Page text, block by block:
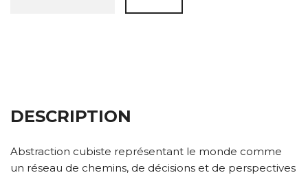
DESCRIPTION
Abstraction cubiste représentant le monde comme
un réseau de chemins, de décisions et de perspectives